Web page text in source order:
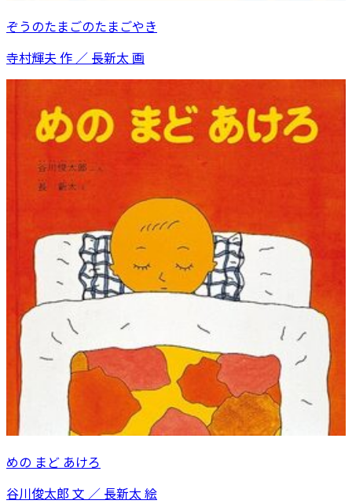
ぞうのたまごのたまごやき
寺村輝夫 作 ／ 長新太 画
めの まど あけろ
谷川俊太郎 文 ／ 長新太 絵